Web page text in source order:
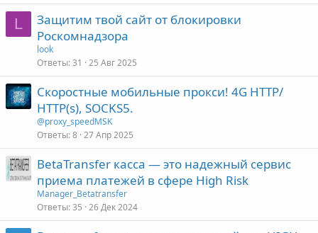
L
Защитим твой сайт от блокировки
Роскомнадзора
look
Ответы 31 25 Авг 2025
Скоростные мобильные прокси! 4G НТТР/
НТТР(s), SOCKS5.
@proxy_speedMSK
Ответы 8 27 Апр 2025
BetaTransfer касса — это надежный сервис
приема платежей в сфере High Risk
Manager_Betatransfer
Ответы 35 26 Дек 2024